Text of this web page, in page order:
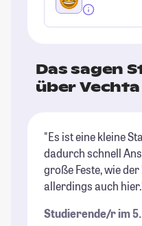
Das sagen
über Vechta
"Es ist eine kleine
dadurch schnell
große Feste, wie
allerdings auch
Studierende/r im